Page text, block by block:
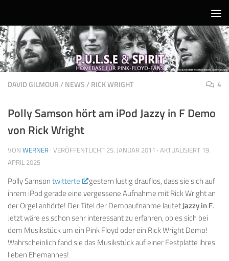
DAVID GILMOUR/NEWS/RICK WRIGHT 4
Polly Samson hört am iPod Jazzy in F Demo
von Rick Wright
VON WERNER · VERÖFFENTLICHT 25. JANUAR 2011 · AKTUALISIERT 19.
APRIL 2025
Polly Samsontwitterte
gestern lustig drauflos, dass sie sich auf
ihrem iPod gerade eine vergessene Aufnahme mit Rick Wright an
der Orgel anhörte! Der Titel der Demoaufnahme lautetJazzy in F.
Jetzt wäre es schon sehr interessant zu erfahren, ob es sich bei
dem Musikstück um ein Pink Floyd oder ein Rick Wright Demo!
Wahrscheinlich fand sie das Musikstück auf einer Festplatte ihres
lieben Ehemannes!